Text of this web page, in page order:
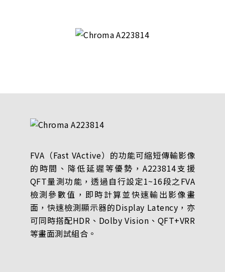
FVA（Fast VActive）的功能可縮短傳輸影像
的時間、降低延遲等優勢，A223814支援
QFT量測功能，透過自行設定1~16段之FVA
檢測參數值，即時計算並快速輸出影像畫
面，快速檢測顯示器的Display Latency，亦
可同時搭配HDR、Dolby Vision、QFT+VRR
等畫面測試組合。